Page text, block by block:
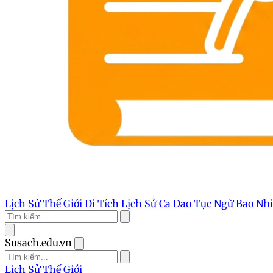
Lịch Sử Thế Giới Di Tích Lịch SửCa Dao Tục NgữBao
Susach.edu.vn
Lịch Sử Thế Giới